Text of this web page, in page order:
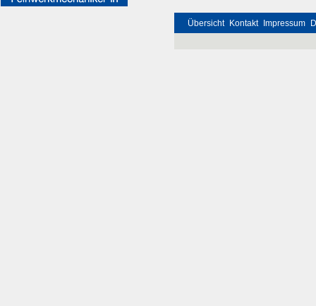
Übersicht Kontakt Impressum